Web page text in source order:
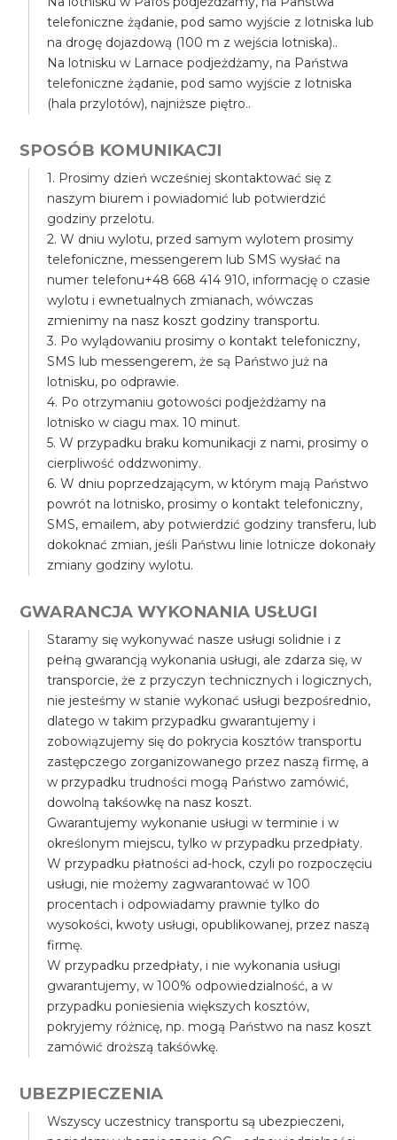
telefoniczne żądanie, pod samo wyjście z lotniska lub
na drogę dojazdową (100 m z wejścia lotniska)..
Na lotnisku w Larnace podjeżdżamy, na Państwa
telefoniczne żądanie, pod samo wyjście z lotniska
(hala przylotów), najniższe piętro..
SPOSÓB KOMUNIKACJI
1. Prosimy dzień wcześniej skontaktować się z
naszym biurem i powiadomić lub potwierdzić
godziny przelotu.
2. W dniu wylotu, przed samym wylotem prosimy
telefoniczne, messengerem lub SMS wysłać na
numer telefonu+48 668 414 910, informację o czasie
wylotu i ewnetualnych zmianach, wówczas
zmienimy na nasz koszt godziny transportu.
3. Po wylądowaniu prosimy o kontakt telefoniczny,
SMS lub messengerem, że są Państwo już na
lotnisku, po odprawie.
4. Po otrzymaniu gotowości podjeżdżamy na
lotnisko w ciagu max. 10 minut.
5. W przypadku braku komunikacji z nami, prosimy o
cierpliwość oddzwonimy.
6. W dniu poprzedzającym, w którym mają Państwo
powrót na lotnisko, prosimy o kontakt telefoniczny,
SMS, emailem, aby potwierdzić godziny transferu, lub
dokoknać zmian, jeśli Państwu linie lotnicze dokonały
zmiany godziny wylotu.
GWARANCJA WYKONANIA USŁUGI
Staramy się wykonywać nasze usługi solidnie i z
pełną gwarancją wykonania usługi, ale zdarza się, w
transporcie, że z przyczyn technicznych i logicznych,
nie jesteśmy w stanie wykonać usługi bezpośrednio,
dlatego w takim przypadku gwarantujemy i
zobowiązujemy się do pokrycia kosztów transportu
zastępczego zorganizowanego przez naszą firmę, a
w przypadku trudności mogą Państwo zamówić,
dowolną takśowkę na nasz koszt.
Gwarantujemy wykonanie usługi w terminie i w
określonym miejscu, tylko w przypadku przedpłaty.
W przypadku płatności ad-hock, czyli po rozpoczęciu
usługi, nie możemy zagwarantować w 100
procentach i odpowiadamy prawnie tylko do
wysokości, kwoty usługi, opublikowanej, przez naszą
firmę.
W przypadku przedpłaty, i nie wykonania usługi
gwarantujemy, w 100% odpowiedzialność, a w
przypadku poniesienia większych kosztów,
pokryjemy różnicę, np. mogą Państwo na nasz koszt
zamówić droższą takśówkę.
UBEZPIECZENIA
Wszyscy uczestnicy transportu są ubezpieczeni,